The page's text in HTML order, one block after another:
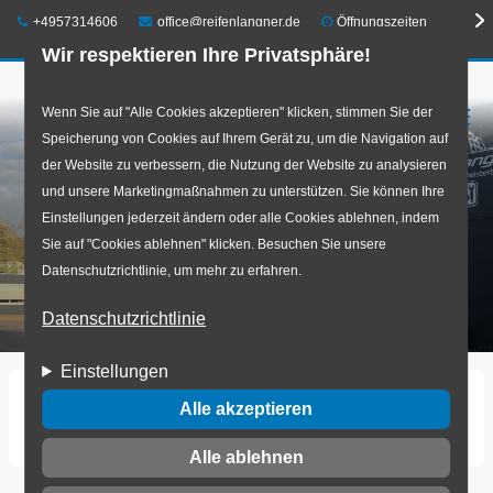
Wir respektieren Ihre Privatsphäre!
Wenn Sie auf "Alle Cookies akzeptieren" klicken, stimmen Sie der
Speicherung von Cookies auf Ihrem Gerät zu, um die Navigation auf
der Website zu verbessern, die Nutzung der Website zu analysieren
und unsere Marketingmaßnahmen zu unterstützen. Sie können Ihre
Einstellungen jederzeit ändern oder alle Cookies ablehnen, indem
Sie auf "Cookies ablehnen" klicken. Besuchen Sie unsere
Datenschutzrichtlinie, um mehr zu erfahren.
Datenschutzrichtlinie
Einstellungen
Alle akzeptieren
Alle ablehnen
Direkt
Telefon:
+4957314606 E-Mail:office@reifenlangner.de Öffnungszeiten
☰
Startseite
Marc Lilienkamp Reifen- u. Fahrwerkstechnik.jpg